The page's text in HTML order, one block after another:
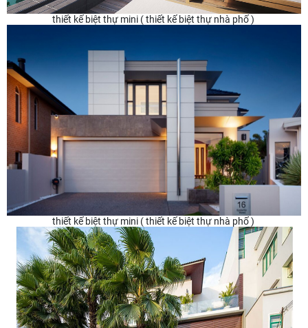
thiết kế biệt thự mini ( thiết kế biệt thự nhà phố )
thiết kế biệt thự mini ( thiết kế biệt thự nhà phố )